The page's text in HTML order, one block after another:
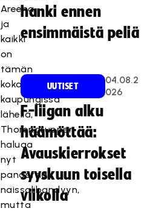
Areena,
ja
kaikki
on
tämän
kokoisessa
kaupungissa
lähellä,
Thorengruppen
haluaa
nyt
panostaa
naissalibandyyn,
mutta
hanki ennen
ensimmäistä peliä
UUTISET
04.08.2
026
F-liigan alku
häämöttää:
Avauskierrokset
syyskuun toisella
viikolla